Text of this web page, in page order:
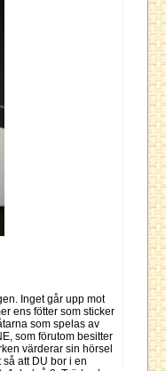
Inget går upp mot
ens fötter som sticker
som spelas av
som förutom besitter
värderar sin hörsel
att DU bor i en